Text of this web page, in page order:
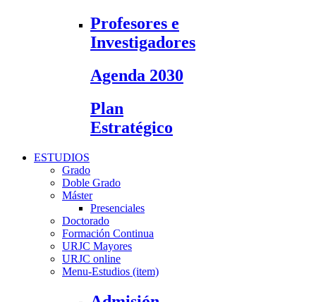
Profesores e
Investigadores
Agenda 2030
Plan
Estratégico
ESTUDIOS
Grado
Doble Grado
Máster
Presenciales
Doctorado
Formación Continua
URJC Mayores
URJC online
Menu-Estudios (item)